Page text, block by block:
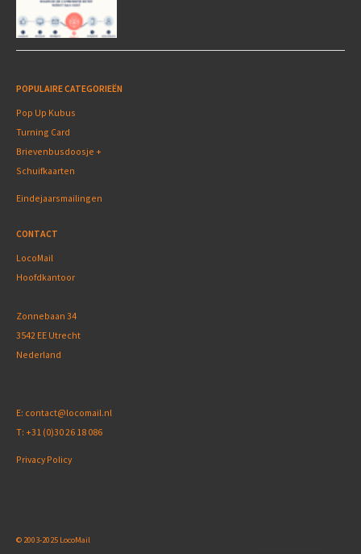
POPULAIRE CATEGORIEËN
Pop Up Kubus
Turning Card
Brievenbusdoosje +
Schuifkaarten
Eindejaarsmailingen
CONTACT
LocoMail
Hoofdkantoor
Zonnebaan 34
3542 EE Utrecht
Nederland
E: contact@locomail.nl
T: +31 (0)30 26 18 086
Privacy Policy
© 2003-2025 LocoMail